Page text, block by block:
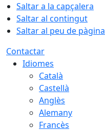
Saltar a la capçalera
Saltar al contingut
Saltar al peu de pàgina
Contactar
Idiomes
Català
Castellà
Anglès
Alemany
Francès